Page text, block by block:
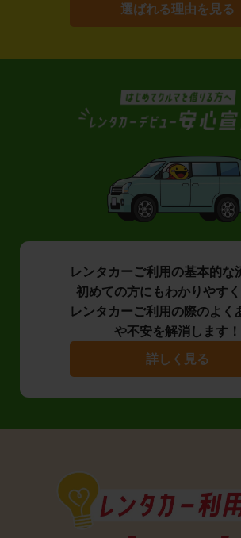
選ばれる理由を見る
レンタカーご利用の基本的な
初めての方にもわかりやすく
レンタカーご利用の際のよく
や不安を解消します！
詳しく見る